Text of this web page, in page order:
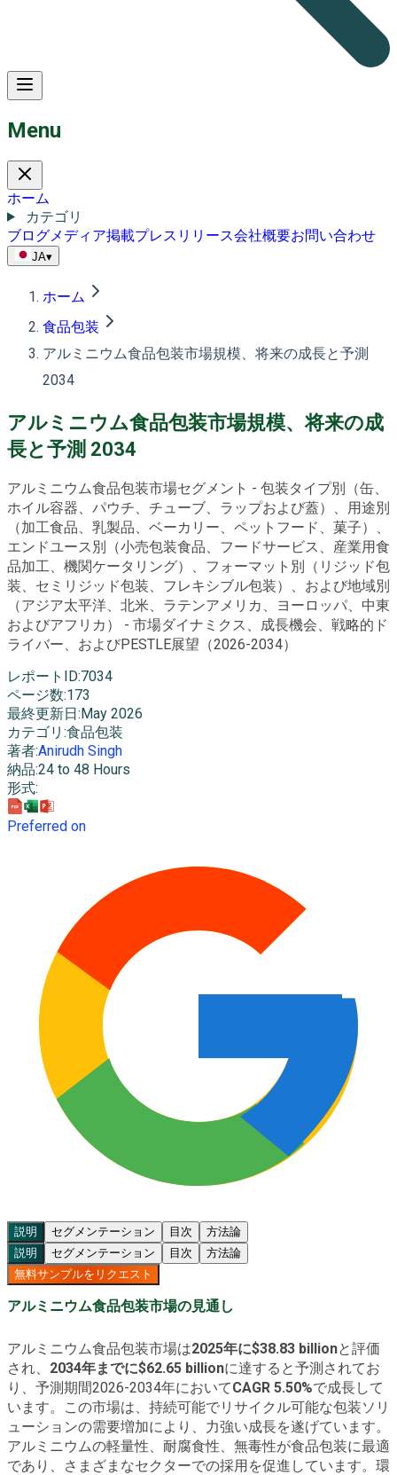
Menu
ホーム
カテゴリ
ブログメディア掲載プレスリリース会社概要お問い合わせ
JA▾
ホーム
食品包装
アルミニウム食品包装市場規模、将来の成長と予測
2034
アルミニウム食品包装市場規模、将来の成
長と予測 2034
アルミニウム食品包装市場セグメント - 包装タイプ別（缶、
ホイル容器、パウチ、チューブ、ラップおよび蓋）、用途別
（加工食品、乳製品、ベーカリー、ペットフード、菓子）、
エンドユース別（小売包装食品、フードサービス、産業用食
品加工、機関ケータリング）、フォーマット別（リジッド包
装、セミリジッド包装、フレキシブル包装）、および地域別
（アジア太平洋、北米、ラテンアメリカ、ヨーロッパ、中東
およびアフリカ） - 市場ダイナミクス、成長機会、戦略的ド
ライバー、およびPESTLE展望（2026-2034）
レポートID:7034
ページ数:173
最終更新日 : May 2026
カテゴリ :食品包装
著者:Anirudh Singh
納品:24 to 48 Hours
形式:
Preferred on
説明 セグメンテーション 目次
方法論
説明
セグメンテーション 目次
方法論
無料サンプルをリクエスト
アルミニウム食品包装市場の見通し
アルミニウム食品包装市場は2025年に$38.83 billionと評価
され、 2034年までに$62.65 billionに達すると予測されてお
り、予測期間2026-2034年においてCAGR 5.50%で成長して
います。この市場は、持続可能でリサイクル可能な包装ソリ
ューションの需要増加により、力強い成長を遂げています。
アルミニウムの軽量性、耐腐食性、無毒性が食品包装に最適
であり、さまざまなセクターでの採用を促進しています。環